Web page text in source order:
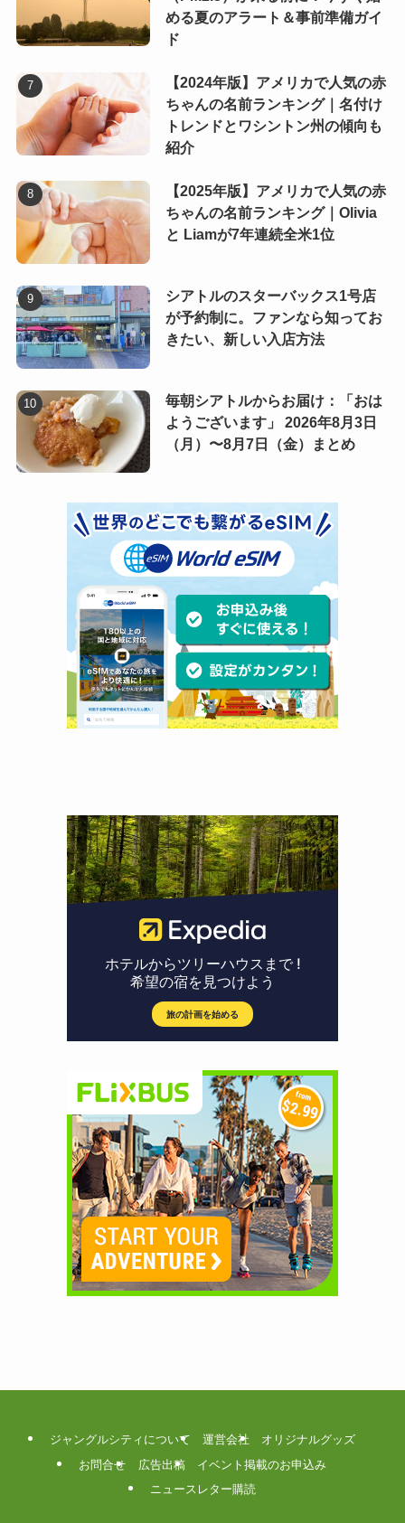
める夏のアラート＆事前準備ガイ
ド
【2024年版】アメリカで人気の赤
ちゃんの名前ランキング｜名付け
トレンドとワシントン州の傾向も
紹介
【2025年版】アメリカで人気の赤
ちゃんの名前ランキング｜Olivia
と Liamが7年連続全米1位
シアトルのスターバックス1号店
が予約制に。ファンなら知ってお
きたい、新しい入店方法
毎朝シアトルからお届け：「おは
ようございます」 2026年8月3日
（月）〜8月7日（金）まとめ
ジャングルシティについて 運営会社
オリジナルグッズ
お問合せ
広告出稿
イベント掲載のお申込み
ニュースレター購読